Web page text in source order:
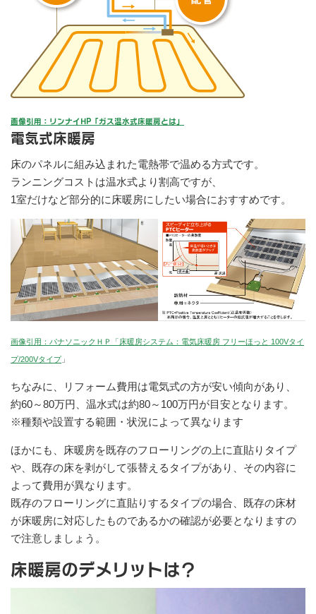
画像引用：リンナイHP「ガス温水式床暖房とは」
電気式床暖房
床のパネルに組み込まれた電熱帯で温める方式です。
ランニングコストは温水式より割高ですが、
1室だけなど部分的に床暖房にしたい場合におすすめです。
画像引用：パナソニックＨＰ「 床暖房システム：電気床暖房 フリーほっと 100Vタイ
プ/200Vタイプ 」
ちなみに、リフォーム費用は電気式の方が安い傾向があり、
約60～80万円、温水式は約80～100万円が目安となります。
※種類や設置する範囲・状況によって異なります
ほかにも、床暖房を既存のフローリングの上に直貼りタイプ
や、既存の床を剥がして張替えるタイプがあり、その内容に
よって費用が異なります。
既存のフローリングに直貼りするタイプの場合、既存の床材
が床暖房に対応したものであるかの確認が必要となりますの
で注意しましょう。
床暖房のデメリットは？